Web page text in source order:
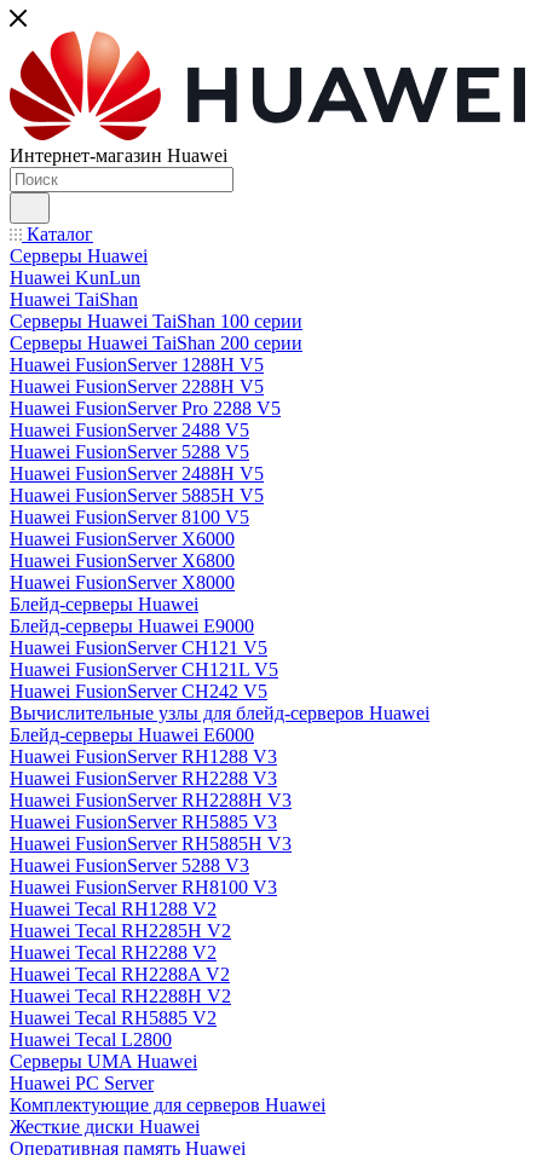
Интернет-магазин Huawei
Каталог
Серверы Huawei
Huawei KunLun
Huawei TaiShan
Серверы Huawei TaiShan 100 серии
Серверы Huawei TaiShan 200 серии
Huawei FusionServer 1288H V5
Huawei FusionServer 2288H V5
Huawei FusionServer Pro 2288 V5
Huawei FusionServer 2488 V5
Huawei FusionServer 5288 V5
Huawei FusionServer 2488H V5
Huawei FusionServer 5885H V5
Huawei FusionServer 8100 V5
Huawei FusionServer X6000
Huawei FusionServer X6800
Huawei FusionServer X8000
Блейд-серверы Huawei
Блейд-серверы Huawei E9000
Huawei FusionServer CH121 V5
Huawei FusionServer CH121L V5
Huawei FusionServer CH242 V5
Вычислительные узлы для блейд-серверов Huawei
Блейд-серверы Huawei E6000
Huawei FusionServer RH1288 V3
Huawei FusionServer RH2288 V3
Huawei FusionServer RH2288H V3
Huawei FusionServer RH5885 V3
Huawei FusionServer RH5885H V3
Huawei FusionServer 5288 V3
Huawei FusionServer RH8100 V3
Huawei Tecal RH1288 V2
Huawei Tecal RH2285H V2
Huawei Tecal RH2288 V2
Huawei Tecal RH2288A V2
Huawei Tecal RH2288H V2
Huawei Tecal RH5885 V2
Huawei Tecal L2800
Серверы UMA Huawei
Huawei PC Server
Комплектующие для серверов Huawei
Жесткие диски Huawei
Оперативная память Huawei